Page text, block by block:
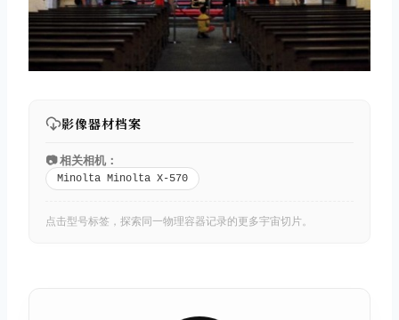
影像器材档案
📷 相关相机：
Minolta Minolta X-570
点击型号标签，探索同一物理容器记录的更多宇宙切片。